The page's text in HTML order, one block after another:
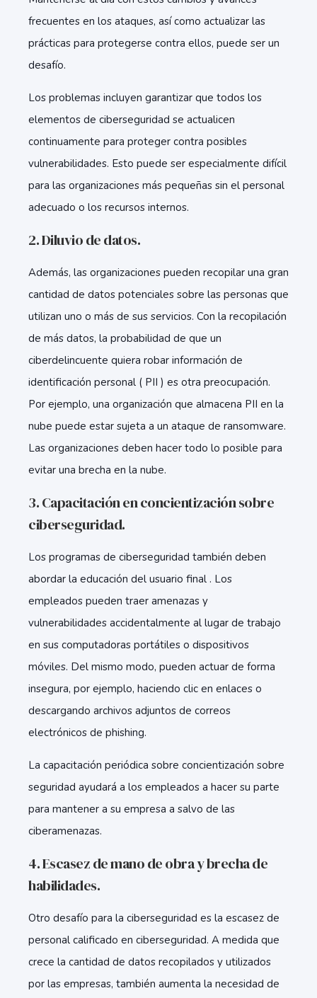
frecuentes en los ataques, así como actualizar las
prácticas para protegerse contra ellos, puede ser un
desafío.
Los problemas incluyen garantizar que todos los
elementos de ciberseguridad se actualicen
continuamente para proteger contra posibles
vulnerabilidades. Esto puede ser especialmente difícil
para las organizaciones más pequeñas sin el personal
adecuado o los recursos internos.
2. Diluvio de datos.
Además, las organizaciones pueden recopilar una gran
cantidad de datos potenciales sobre las personas que
utilizan uno o más de sus servicios. Con la recopilación
de más datos, la probabilidad de que un
ciberdelincuente quiera robar información de
identificación personal ( PII ) es otra preocupación.
Por ejemplo, una organización que almacena PII en la
nube puede estar sujeta a un ataque de ransomware.
Las organizaciones deben hacer todo lo posible para
evitar una brecha en la nube.
3. Capacitación en concientización sobre
ciberseguridad.
Los programas de ciberseguridad también deben
abordar la educación del usuario final . Los
empleados pueden traer amenazas y
vulnerabilidades accidentalmente al lugar de trabajo
en sus computadoras portátiles o dispositivos
móviles. Del mismo modo, pueden actuar de forma
insegura, por ejemplo, haciendo clic en enlaces o
descargando archivos adjuntos de correos
electrónicos de phishing.
La capacitación periódica sobre concientización sobre
seguridad ayudará a los empleados a hacer su parte
para mantener a su empresa a salvo de las
ciberamenazas.
4. Escasez de mano de obra y brecha de
habilidades.
Otro desafío para la ciberseguridad es la escasez de
personal calificado en ciberseguridad. A medida que
crece la cantidad de datos recopilados y utilizados
por las empresas, también aumenta la necesidad de